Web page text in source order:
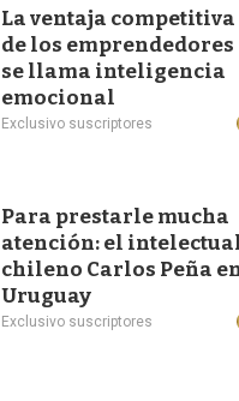
La ventaja competitiva
de los emprendedores
se llama inteligencia
emocional
Exclusivo suscriptores
Para prestarle mucha
atención: el
chileno Carlos Peña
Uruguay
Exclusivo suscriptores